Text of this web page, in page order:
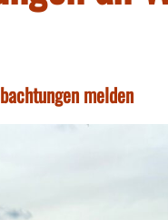
melden